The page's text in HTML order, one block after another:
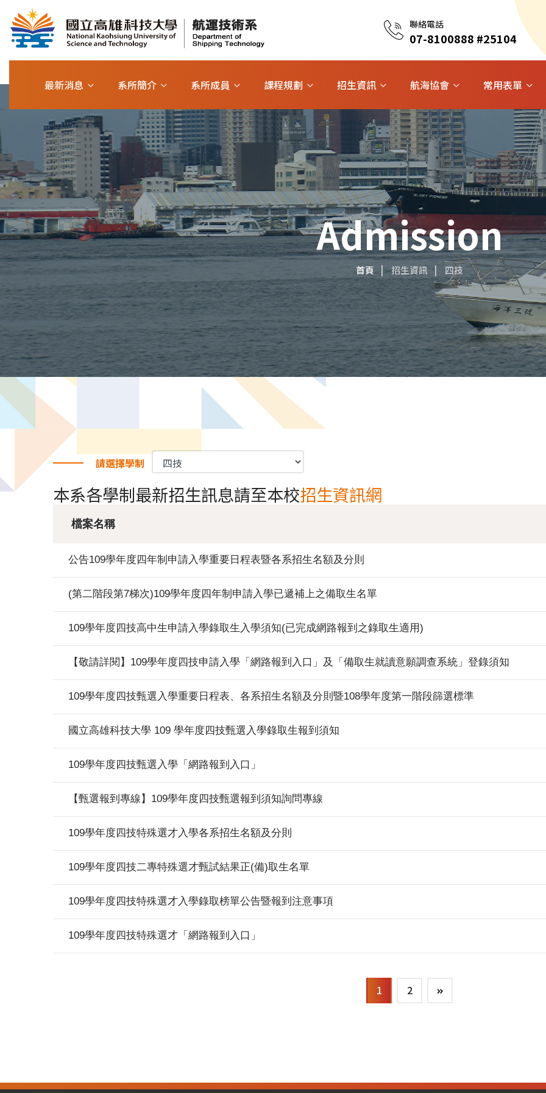
聯絡電話
07-8100888 #25104
最新消息 系所簡介 系所成員 課程規劃 招生資訊 航海協會 常用表單
Admission
首頁 招生資訊 四技
請選擇學制
本系各學制最新招生訊息請至本校招生資訊網
檔案名稱
公告109學年度四年制申請入學重要日程表暨各系招生名額及分則
(第二階段第7梯次)109學年度四年制申請入學已遞補上之備取生名單
109學年度四技高中生申請入學錄取生入學須知(已完成網路報到之錄取生適用)
【敬請詳閱】109學年度四技申請入學「網路報到入口」及「備取生就讀意願調查系統」登錄須知
109學年度四技甄選入學重要日程表、各系招生名額及分則暨108學年度第一階段篩選標準
國立高雄科技大學 109 學年度四技甄選入學錄取生報到須知
109學年度四技甄選入學「網路報到入口」
【甄選報到專線】109學年度四技甄選報到須知詢問專線
109學年度四技特殊選才入學各系招生名額及分則
109學年度四技二專特殊選才甄試結果正(備)取生名單
109學年度四技特殊選才入學錄取榜單公告暨報到注意事項
109學年度四技特殊選才「網路報到入口」
1 2